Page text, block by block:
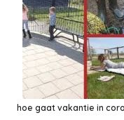
hoe gaat vakantie in